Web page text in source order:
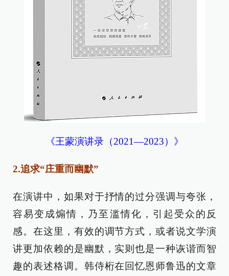
《王蒙演讲录（2021—2023）》
2.追求“庄重而幽默”
在演讲中，如果对于抒情的过分强调与夸张，
容易变成煽情，乃至滥情化，引起受众的反
感。在这里，有效的调节方式，或者说文学演
讲更加依赖的是幽默，实则也是一种诙谐而智
趣的表述格调。韩侍桁在回忆恩师鲁迅的文章